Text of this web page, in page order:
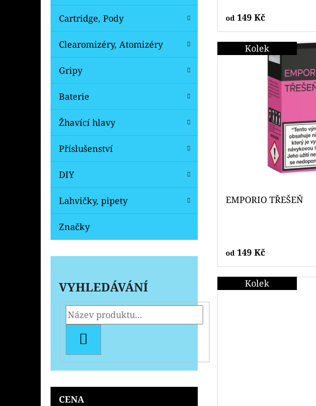
Cartridge, Pody
Clearomizéry, Atomizéry
Gripy
Baterie
Žhavící hlavy
Příslušenství
DIY
Lahvičky, pipety
Značky
VYHLEDÁVÁNÍ
CENA
od 149 Kč
Kolek
EMPORIO TŘEŠEŇ
od 149 Kč
Kolek